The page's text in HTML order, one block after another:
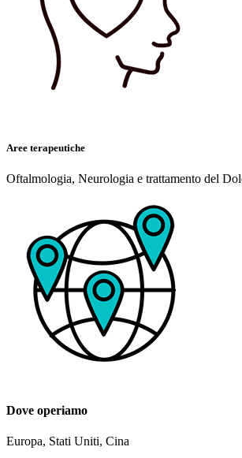
Aree terapeutiche
Oftalmologia, Neurologia e trattamento del
Dove operiamo
Europa, Stati Uniti, Cina